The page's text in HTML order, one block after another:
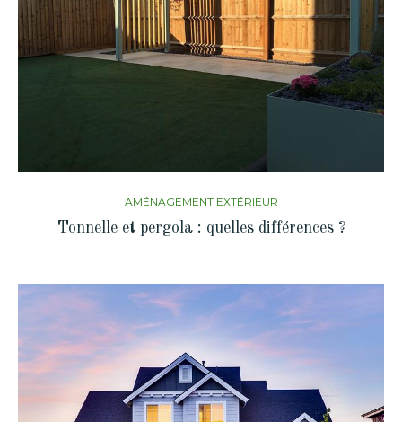
AMÉNAGEMENT EXTÉRIEUR
Tonnelle et pergola : quelles différences ?